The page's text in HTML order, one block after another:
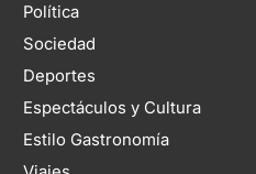
Política
Sociedad
Deportes
Espectáculos y Cultura
Estilo Gastronomía